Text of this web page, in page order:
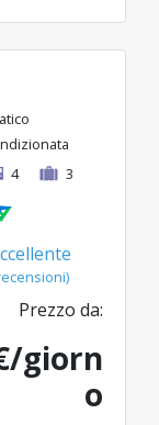
4 3
Prezzo da:
giorn
o